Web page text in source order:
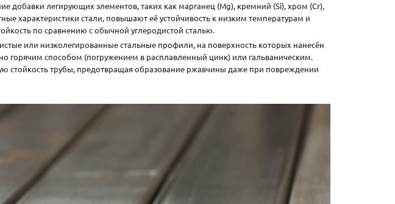
добавки легирующих элементов, таких как марганец (Mg), кремний (Si), хром (Cr),
характеристики стали, повышают её устойчивость к низким температурам и
по сравнению с обычной углеродистой сталью.
или низколегированные стальные профили, на поверхность которых нанесён
способом (погружением в расплавленный цинк) или гальваническим.
стойкость трубы, предотвращая образование ржавчины даже при повреждении